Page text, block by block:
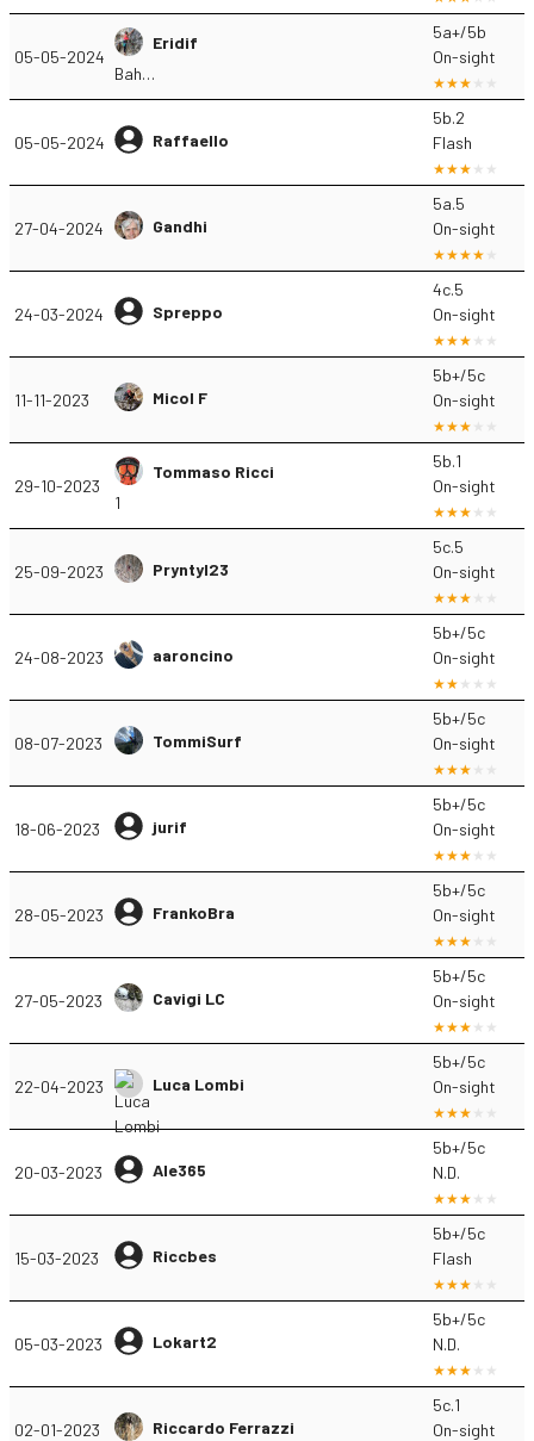
05-05-2024
Eridif
Bah…
5a+/5b
On-sight
05-05-2024 Raffaello
5b.2
Flash
27-04-2024 Gandhi
5a.5
On-sight
24-03-2024 Spreppo
4c.5
On-sight
11-11-2023 Micol F
5b+/5c
On-sight
29-10-2023
Tommaso Ricci
1
5b.1
On-sight
25-09-2023 Pryntyl23
5c.5
On-sight
24-08-2023 aaroncino
5b+/5c
On-sight
08-07-2023 TommiSurf
5b+/5c
On-sight
18-06-2023 jurif
5b+/5c
On-sight
28-05-2023 FrankoBra
5b+/5c
On-sight
27-05-2023 Cavigi LC
5b+/5c
On-sight
22-04-2023 Luca Lombi
5b+/5c
On-sight
20-03-2023 Ale365
5b+/5c
N.D.
15-03-2023 Riccbes
5b+/5c
Flash
05-03-2023 Lokart2
5b+/5c
N.D.
02-01-2023 Riccardo Ferrazzi
5c.1
On-sight